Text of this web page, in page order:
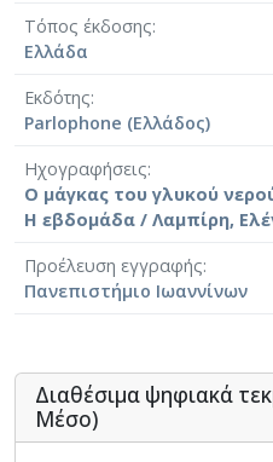
Τόπος έκδοσης
Ελλάδα
Εκδότης
Parlophone (Ελλάδος)
Ηχογραφήσεις
Ο μάγκας του γλυκού
Η εβδομάδα / Λαμπίρη,
Προέλευση εγγραφής
Πανεπιστήμιο Ιωαννίνων
Διαθέσιμα ψηφιακά
Μέσο)